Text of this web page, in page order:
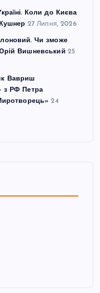
Коли до Києва
27 Липня, 2026
Чи зможе
Вишневський 25
Вавриш
з РФ Петра
24